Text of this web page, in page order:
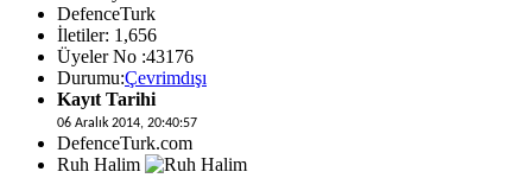
DefenceTurk
İletiler: 1,656
Üyeler No :43176
Durumu:Çevrimdışı
Kayıt Tarihi
06 Aralık 2014, 20:40:57
DefenceTurk.com
Ruh Halim